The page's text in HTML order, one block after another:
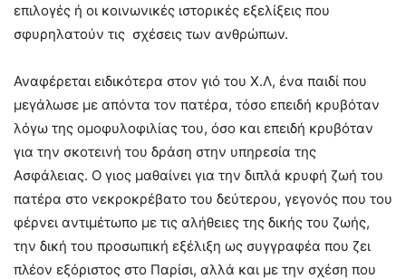
επιλογές ή οι κοινωνικές ιστορικές εξελίξεις που
σφυρηλατούν τις σχέσεις των ανθρώπων.
Αναφέρεται ειδικότερα στον γιό του Χ.Λ, ένα παιδί που
μεγάλωσε με απόντα τον πατέρα, τόσο επειδή κρυβόταν
λόγω της ομοφυλοφιλίας του, όσο και επειδή κρυβόταν
για την σκοτεινή του δράση στην υπηρεσία της
Ασφάλειας. Ο γιος μαθαίνει για την διπλά κρυφή ζωή του
πατέρα στο νεκροκρέβατο του δεύτερου, γεγονός που του
φέρνει αντιμέτωπο με τις αλήθειες της δικής του ζωής,
την δική του προσωπική εξέλιξη ως συγγραφέα που ζει
πλέον εξόριστος στο Παρίσι, αλλά και με την σχέση που